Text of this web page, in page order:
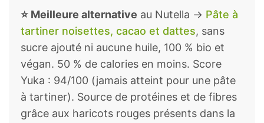
⭐ Meilleure alternative au Nutella → Pâte à
tartiner noisettes, cacao et dattes, sans
sucre ajouté ni aucune huile, 100 % bio et
végan. 50 % de calories en moins. Score
Yuka : 94/100 (jamais atteint pour une pâte
à tartiner). Source de protéines et de fibres
grâce aux haricots rouges présents dans la